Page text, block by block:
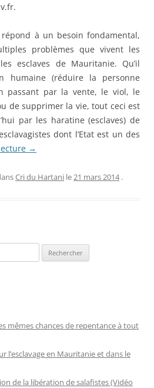
à un besoin fondamental,
problèmes que vivent les
esclaves de Mauritanie. Qu’il
humaine (réduire la personne
passant par la vente, le viol, le
de supprimer la vie, tout ceci est
par les haratine (esclaves) de
dont l’Etat est un des
→
Cri du Hartani le21 mars 2014 .
mêmes chances de repentance à tout
l’esclavage en Mauritanie et dans le
de la libération de salafistes (Vidéo